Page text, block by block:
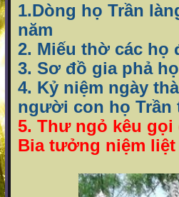
1.Dòng họ Trần
năm
2. Miếu thờ các họ
3. Sơ đồ gia phả
4. Kỷ niệm ngày
người con họ Trần
5. Thư ngỏ kêu
Bia tưởng niệm